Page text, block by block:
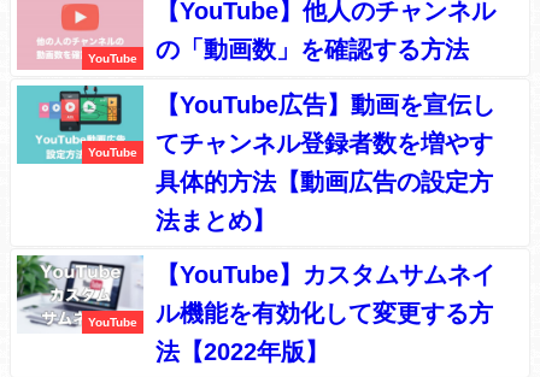
YouTube
【YouTube】他人のチャンネル
の「動画数」を確認する方法
YouTube
【YouTube広告】動画を宣伝し
てチャンネル登録者数を増やす
具体的方法【動画広告の設定方
法まとめ】
YouTube
【YouTube】カスタムサムネイ
ル機能を有効化して変更する方
法【2022年版】